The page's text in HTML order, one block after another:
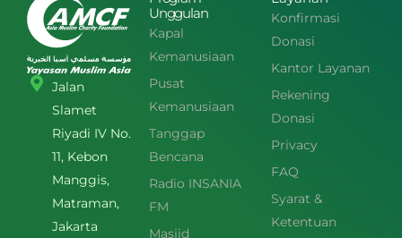
Jalan
Slamet
Riyadi IV No.
11, Kebon
Manggis,
Matraman,
Jakarta
Unggulan
Kapal
Kemanusiaan
Pusat
Kemanusiaan
Tanggap
Bencana
Radio INSANIA
FM
Masjid
Konfirmasi
Donasi
Kantor Layanan
Rekening
Donasi
Privacy
FAQ
Syarat &
Ketentuan